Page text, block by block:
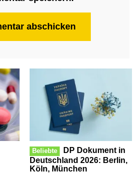
Beliebte
DP Dokument in
Deutschland 2026: Berlin,
Köln, München